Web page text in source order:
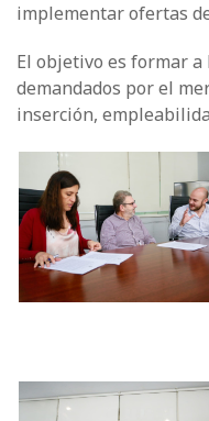
implementar ofertas
El objetivo es formar a
demandados por el
inserción,